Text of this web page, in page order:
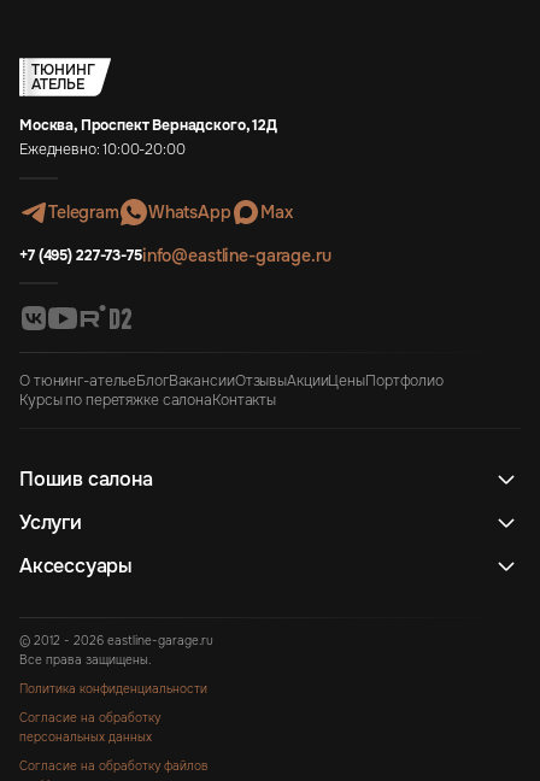
ТЮНИНГ
АТЕЛЬЕ
Москва, Проспект Вернадского, 12Д
Ежедневно: 10:00-20:00
Telegram WhatsApp Max
+7 (495) 227-73-75info@eastline-garage.ru
О тюнинг-ательеБлогВакансииОтзывыАкцииЦеныПортфолио
Курсы по перетяжке салонаКонтакты
Пошив салона
Услуги
Аксессуары
© 2012 - 2026 eastline-garage.ru
Все права защищены.
Политика конфиденциальности
Согласие на обработку
персональных данных
Согласие на обработку файлов